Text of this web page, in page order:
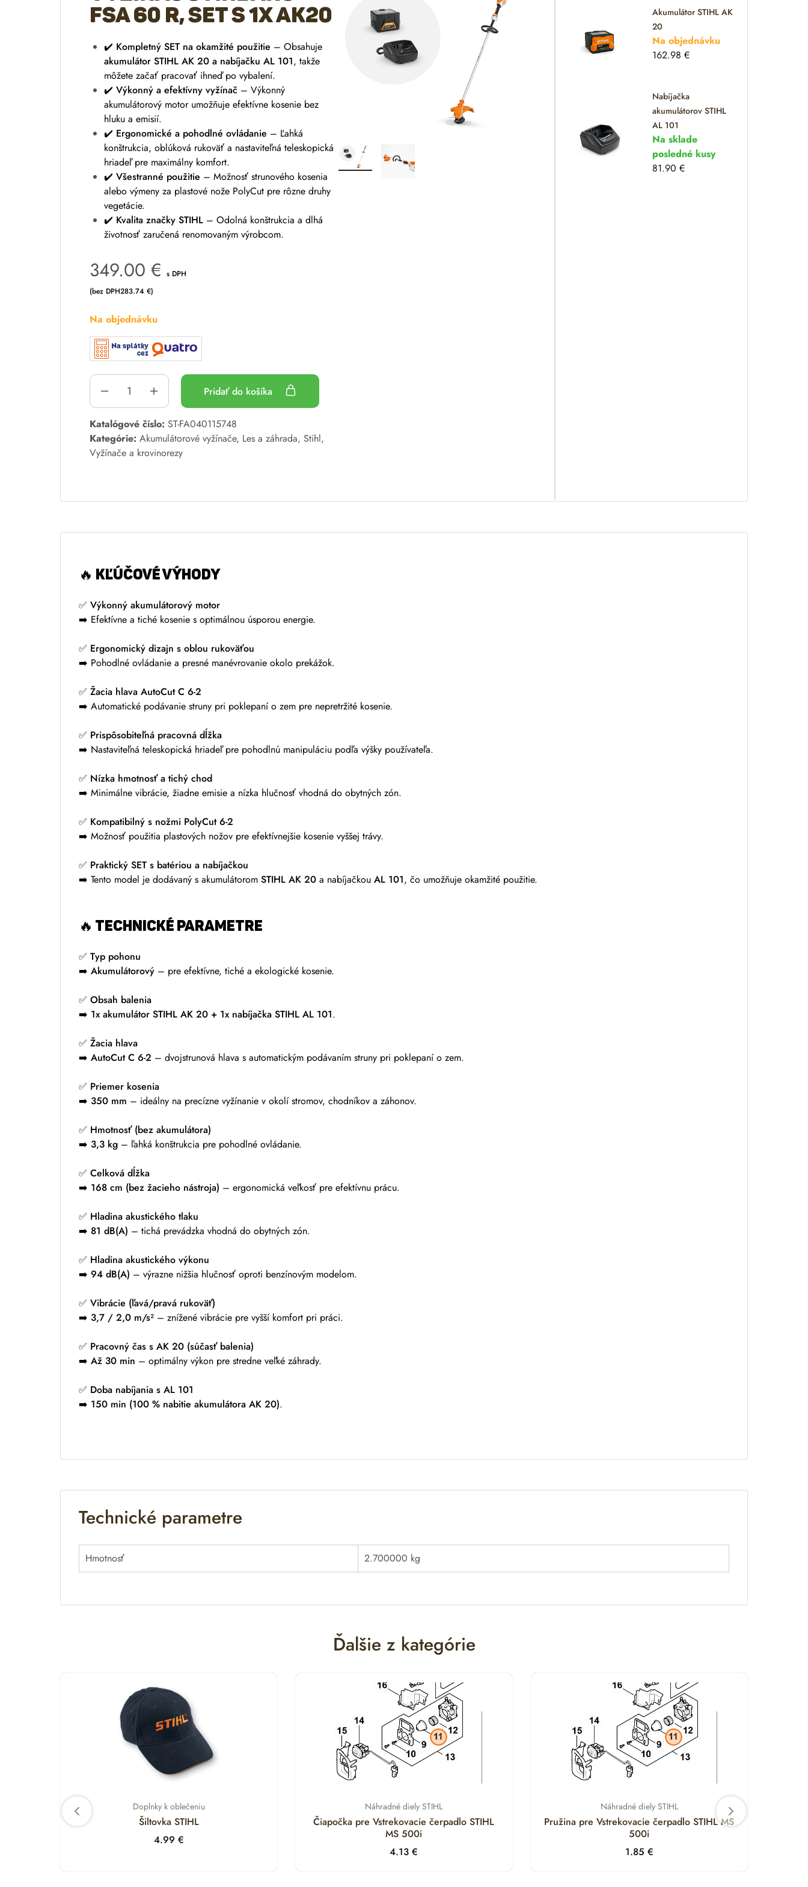
FSA 60 R, set s 1x AK20
✔️ Kompletný SET na okamžité použitie – Obsahuje
akumulátor STIHL AK 20 a nabíjačku AL 101, takže
môžete začať pracovať ihneď po vybalení.
✔️ Výkonný a efektívny vyžínač – Výkonný
akumulátorový motor umožňuje efektívne kosenie bez
hluku a emisií.
✔️ Ergonomické a pohodlné ovládanie – Ľahká
konštrukcia, oblúková rukoväť a nastaviteľná teleskopická
hriadeľ pre maximálny komfort.
✔️ Všestranné použitie – Možnosť strunového kosenia
alebo výmeny za plastové nože PolyCut pre rôzne druhy
vegetácie.
✔️ Kvalita značky STIHL – Odolná konštrukcia a dlhá
životnosť zaručená renomovaným výrobcom.
349.00 € s DPH
(bez DPH283.74 €)
Na objednávku
Pridať do košíka
A
l
t
Katalógové číslo: ST-FA040115748
Kategórie: Akumulátorové vyžínače, Les a záhrada, Stihl,
Vyžínače a krovinorezy
Akumulátor STIHL AK
20
Na objednávku
162.98€
Nabíjačka
akumulátorov STIHL
AL 101
Na sklade
posledné kusy
81.90€
🔥 KĽÚČOVÉ VÝHODY
✅ Výkonný akumulátorový motor
➡️ Efektívne a tiché kosenie s optimálnou úsporou energie.
✅ Ergonomický dizajn s oblou rukoväťou
➡️ Pohodlné ovládanie a presné manévrovanie okolo prekážok.
✅ Žacia hlava AutoCut C 6-2
➡️ Automatické podávanie struny pri poklepaní o zem pre nepretržité kosenie.
✅ Prispôsobiteľná pracovná dĺžka
➡️ Nastaviteľná teleskopická hriadeľ pre pohodlnú manipuláciu podľa výšky používateľa.
✅ Nízka hmotnosť a tichý chod
➡️ Minimálne vibrácie, žiadne emisie a nízka hlučnosť vhodná do obytných zón.
✅ Kompatibilný s nožmi PolyCut 6-2
➡️ Možnosť použitia plastových nožov pre efektívnejšie kosenie vyššej trávy.
✅ Praktický SET s batériou a nabíjačkou
➡️ Tento model je dodávaný s akumulátorom STIHL AK 20 a nabíjačkou AL 101, čo umožňuje okamžité použitie.
🔥 TECHNICKÉ PARAMETRE
✅ Typ pohonu
➡️ Akumulátorový – pre efektívne, tiché a ekologické kosenie.
✅ Obsah balenia
➡️ 1x akumulátor STIHL AK 20 + 1x nabíjačka STIHL AL 101.
✅ Žacia hlava
➡️ AutoCut C 6-2 – dvojstrunová hlava s automatickým podávaním struny pri poklepaní o zem.
✅ Priemer kosenia
➡️ 350 mm – ideálny na precízne vyžínanie v okolí stromov, chodníkov a záhonov.
✅ Hmotnosť (bez akumulátora)
➡️ 3,3 kg – ľahká konštrukcia pre pohodlné ovládanie.
✅ Celková dĺžka
➡️ 168 cm (bez žacieho nástroja) – ergonomická veľkosť pre efektívnu prácu.
✅ Hladina akustického tlaku
➡️ 81 dB(A) – tichá prevádzka vhodná do obytných zón.
✅ Hladina akustického výkonu
➡️ 94 dB(A) – výrazne nižšia hlučnosť oproti benzínovým modelom.
✅ Vibrácie (ľavá/pravá rukoväť)
➡️ 3,7 / 2,0 m/s² – znížené vibrácie pre vyšší komfort pri práci.
✅ Pracovný čas s AK 20 (súčasť balenia)
➡️ Až 30 min – optimálny výkon pre stredne veľké záhrady.
✅ Doba nabíjania s AL 101
➡️ 150 min (100 % nabitie akumulátora AK 20).
Technické parametre
Hmotnosť 2.700000 kg
Ďalšie z kategórie
Doplnky k oblečeniu
Šiltovka STIHL
4.99 €
Náhradné diely STIHL
Čiapočka pre Vstrekovacie čerpadlo STIHL
MS 500i
4.13€
Náhradné diely STIHL
Pružina pre Vstrekovacie čerpadlo STIHL MS
500i
1.85 €